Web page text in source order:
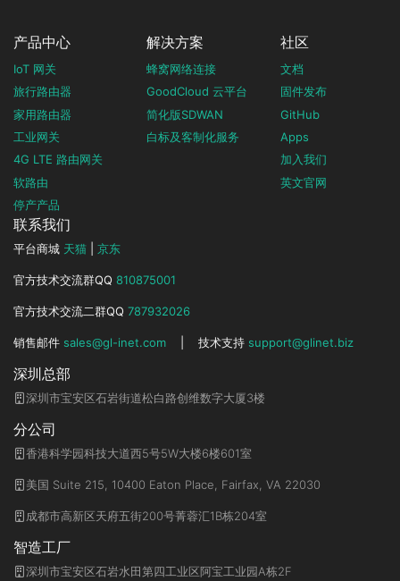
产品中心
IoT 网关
旅行路由器
家用路由器
工业网关
4G LTE 路由网关
软路由
停产产品
解决方案
蜂窝网络连接
GoodCloud 云平台
简化版SDWAN
白标及客制化服务
社区
文档
固件发布
GitHub
Apps
加入我们
英文官网
联系我们
平台商城 天猫 京东
官方技术交流群QQ 810875001
官方技术交流二群QQ 787932026
销售邮件 sales@gl-inet.com 技术支持 support@glinet.biz
深圳总部
深圳市宝安区石岩街道松白路创维数字大厦3楼
分公司
香港科学园科技大道西5号5W大楼6楼601室
美国 Suite 215, 10400 Eaton Place, Fairfax, VA 22030
成都市高新区天府五街200号菁蓉汇1B栋204室
智造工厂
深圳市宝安区石岩水田第四工业区阿宝工业园A栋2F